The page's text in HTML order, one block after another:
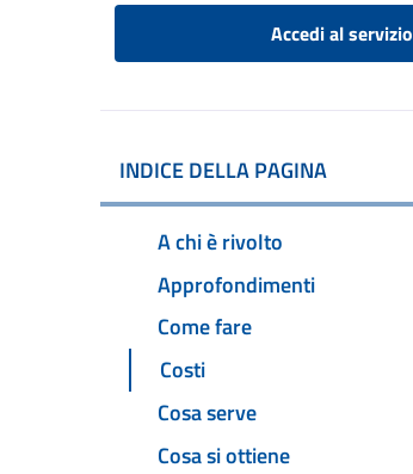
Accedi al servizio
INDICE DELLA PAGINA
A chi è rivolto
Approfondimenti
Come fare
Costi
Cosa serve
Cosa si ottiene